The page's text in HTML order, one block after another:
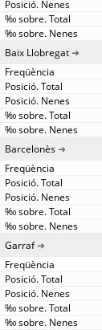
Baix Llobregat
Barcelonès
Garraf